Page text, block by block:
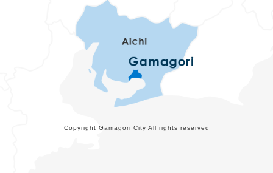
Copyright Gamagori City All rights reserved